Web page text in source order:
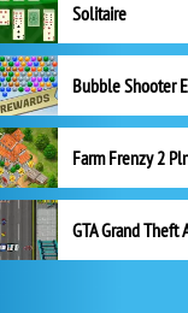
Solitaire
GTA Grand Theft